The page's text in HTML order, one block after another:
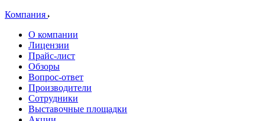
Компания
О компании
Лицензии
Прайс-лист
Обзоры
Вопрос-ответ
Производители
Сотрудники
Выставочные площадки